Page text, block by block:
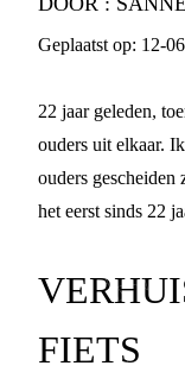
Geplaatst op: 12-
22 jaar geleden,
ouders uit elkaar.
ouders
het eerst sinds 22
FIETS